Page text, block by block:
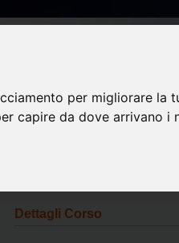
per migliorare
capire da dove arrivano i
Dettagli Corso